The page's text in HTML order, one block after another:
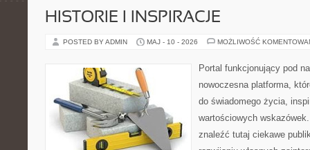
HISTORIE I INSPIRACJE
POSTED BY ADMIN MAJ - 10 - 2026 MOŻLIWOŚĆ
Portal funkcjonujący pod
nowoczesna platforma,
do świadomego życia,
wartościowych
znaleźć tutaj ciekawe